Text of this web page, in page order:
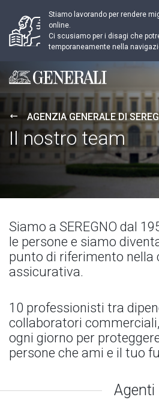
Stiamo lavorando per rendere
online.
Ci scusiamo per i disagi che
temporaneamente nella
Generali logo
AGENZIA GENERALE DI
Il nostro team
Siamo a SEREGNO dal
le persone e siamo
punto di riferimento nella
assicurativa.
10 professionisti tra
collaboratori
ogni giorno per
persone che ami e il tuo
Agenti